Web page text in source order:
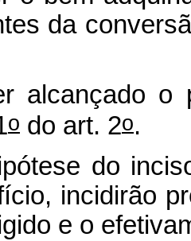
da
alcançado o
o do art. 2o.
do
incidirão
e o